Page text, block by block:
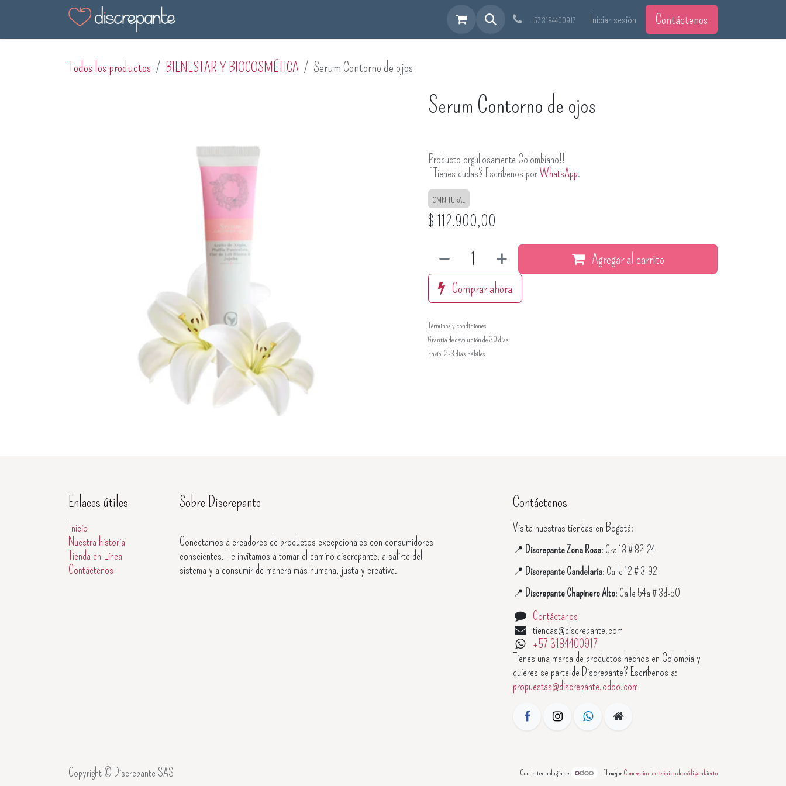
+57 3184400917 Iniciar sesión Contáctenos
Todos los productos BIENESTAR Y BIOCOSMÉTICA Serum Contorno de ojos
Serum Contorno de ojos
Producto orgullosamente Colombiano!!
¿Tienes dudas? Escríbenos porWhatsApp.
OMNITURAL
$ 112.900,00
Agregar al carrito
Comprar ahora
Términos y condiciones
Grantía de devolución de 30 días
Envío: 2-3 días hábiles
Enlaces útiles
Inicio
Nuestra historia
Tienda en Línea
Contáctenos
Sobre Discrepante
Conectamos a creadores de productos excepcionales con consumidores
conscientes. Te invitamos a tomar el camino discrepante, a salirte del
sistema y a consumir de manera más humana, justa y creativa.
Contáctenos
Visita nuestras tiendas en Bogotá:
📍 Discrepante Zona Rosa: Cra 13 # 82-24
📍 Discrepante Candelaria: Calle 12 # 3-92
📍 Discrepante Chapinero Alto: Calle 54a # 3d-50
Contáctanos
tiendas@discrepante.com
+57 3184400917
Tienes una marca de productos hechos en Colombia y
quieres se parte de Discrepante? Escríbenos a:
propuestas@discrepante.odoo.com
Copyright © Discrepante SAS Con la tecnología de - El mejorComercio electrónico de código abierto